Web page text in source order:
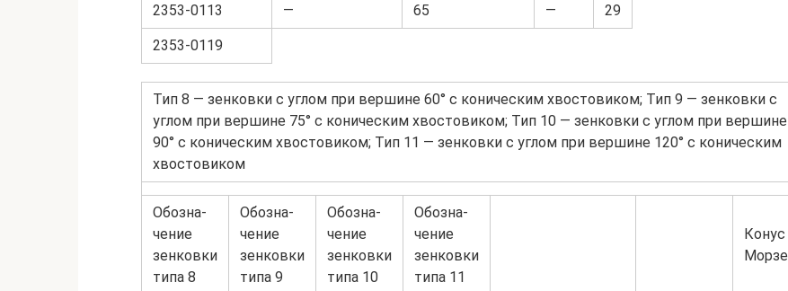
2353-0113 — 65 — 29
2353-0119
Тип 8 — зенковки с углом при вершине 60° с коническим хвостовиком; Тип 9 — зенковки с
углом при вершине 75° с коническим хвостовиком; Тип 10 — зенковки с углом при вершине
90° с коническим хвостовиком; Тип 11 — зенковки с углом при вершине 120° с коническим
хвостовиком
Обозна-
чение
зенковки
типа 8
Обозна-
чение
зенковки
типа 9
Обозна-
чение
зенковки
типа 10
Обозна-
чение
зенковки
типа 11
Конус
Морзе